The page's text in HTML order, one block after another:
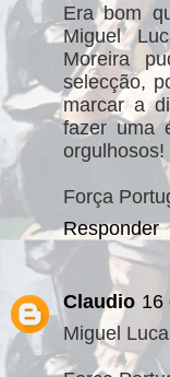
Era bom
Miguel
Moreira
selecção,
marcar a
fazer uma
orgulhosos!
Força
Responder
Claudio 16
Miguel